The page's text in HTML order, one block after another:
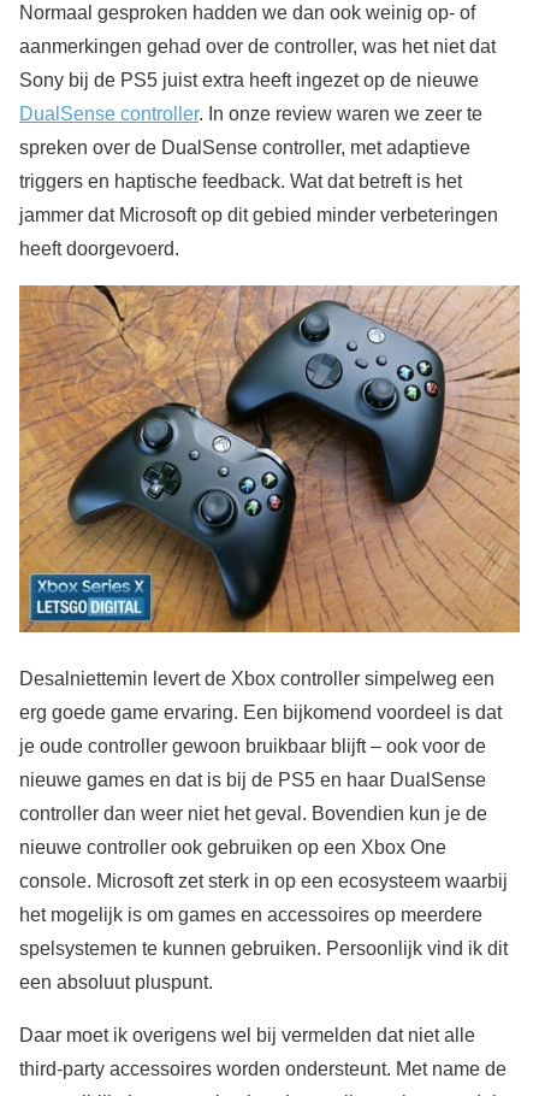
Normaal gesproken hadden we dan ook weinig op- of
aanmerkingen gehad over de controller, was het niet dat
Sony bij de PS5 juist extra heeft ingezet op de nieuwe
DualSense controller. In onze review waren we zeer te
spreken over de DualSense controller, met adaptieve
triggers en haptische feedback. Wat dat betreft is het
jammer dat Microsoft op dit gebied minder verbeteringen
heeft doorgevoerd.
Desalniettemin levert de Xbox controller simpelweg een
erg goede game ervaring. Een bijkomend voordeel is dat
je oude controller gewoon bruikbaar blijft – ook voor de
nieuwe games en dat is bij de PS5 en haar DualSense
controller dan weer niet het geval. Bovendien kun je de
nieuwe controller ook gebruiken op een Xbox One
console. Microsoft zet sterk in op een ecosysteem waarbij
het mogelijk is om games en accessoires op meerdere
spelsystemen te kunnen gebruiken. Persoonlijk vind ik dit
een absoluut pluspunt.
Daar moet ik overigens wel bij vermelden dat niet alle
third-party accessoires worden ondersteunt. Met name de